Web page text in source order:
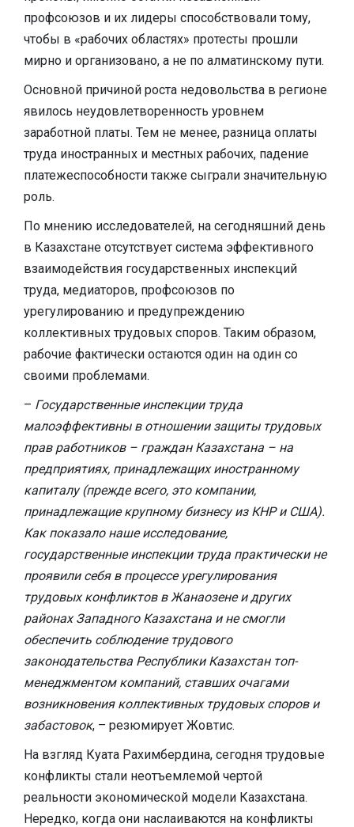
профсоюзов и их лидеры способствовали тому,
чтобы в «рабочих областях» протесты прошли
мирно и организовано, а не по алматинскому пути.
Основной причиной роста недовольства в регионе
явилось неудовлетворенность уровнем
заработной платы. Тем не менее, разница оплаты
труда иностранных и местных рабочих, падение
платежеспособности также сыграли значительную
роль.
По мнению исследователей, на сегодняшний день
в Казахстане отсутствует система эффективного
взаимодействия государственных инспекций
труда, медиаторов, профсоюзов по
урегулированию и предупреждению
коллективных трудовых споров. Таким образом,
рабочие фактически остаются один на один со
своими проблемами.
– Государственные инспекции труда
малоэффективны в отношении защиты трудовых
прав работников – граждан Казахстана – на
предприятиях, принадлежащих иностранному
капиталу (прежде всего, это компании,
принадлежащие крупному бизнесу из КНР и США).
Как показало наше исследование,
государственные инспекции труда практически не
проявили себя в процессе урегулирования
трудовых конфликтов в Жанаозене и других
районах Западного Казахстана и не смогли
обеспечить соблюдение трудового
законодательства Республики Казахстан топ-
менеджментом компаний, ставших очагами
возникновения коллективных трудовых споров и
забастовок, – резюмирует Жовтис.
На взгляд Куата Рахимбердина, сегодня трудовые
конфликты стали неотъемлемой чертой
реальности экономической модели Казахстана.
Нередко, когда они наслаиваются на конфликты